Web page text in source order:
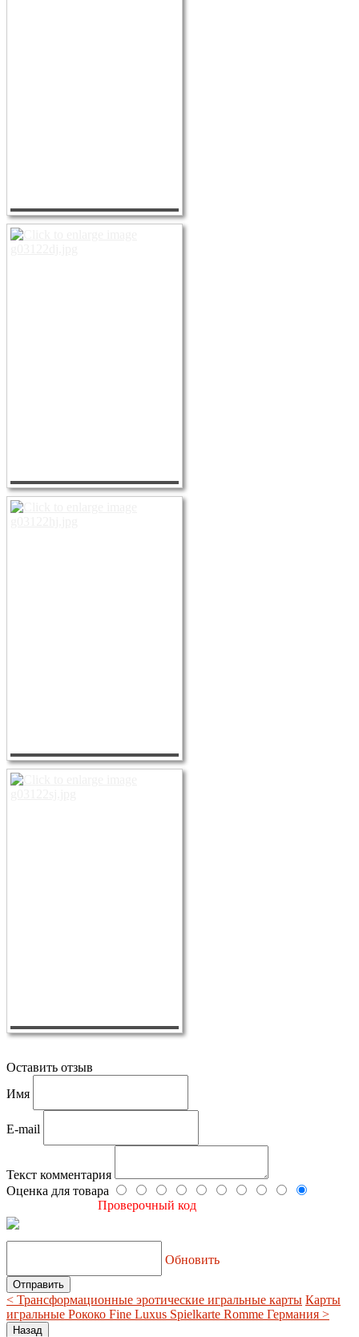
Оставить отзыв
Имя
E-mail
Текст комментария
Оценка для товара
Проверочный код
Обновить
< Трансформационные эротические игральные карты Карты
игральные Рококо Fine Luxus Spielkarte Romme Германия >